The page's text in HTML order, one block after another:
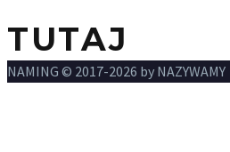
TUTAJ
NAMING © 2017-2026 by NAZYWAMY